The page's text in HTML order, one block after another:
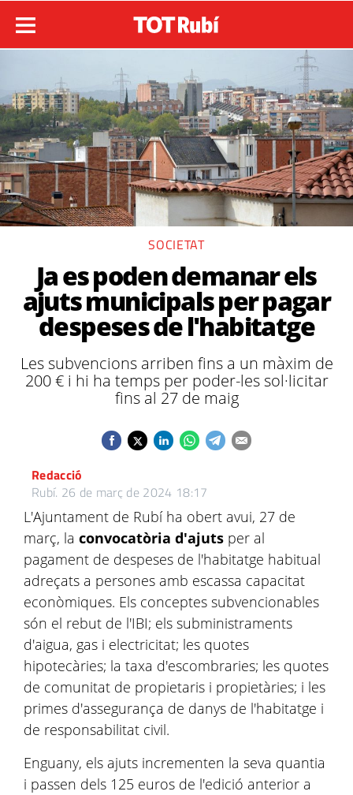
SOCIETAT
Ja es poden demanar els
ajuts municipals per pagar
despeses de l'habitatge
Les subvencions arriben fins a un màxim de
200 € i hi ha temps per poder-les sol·licitar
fins al 27 de maig
Redacció
Rubí. 26 de març de 2024 18:17
L'Ajuntament de Rubí ha obert avui, 27 de
març, la convocatòria d'ajuts per al
pagament de despeses de l'habitatge habitual
adreçats a persones amb escassa capacitat
econòmiques. Els conceptes subvencionables
són el rebut de l'IBI; els subministraments
d'aigua, gas i electricitat; les quotes
hipotecàries; la taxa d'escombraries; les quotes
de comunitat de propietaris i propietàries; i les
primes d'assegurança de danys de l'habitatge i
de responsabilitat civil.
Enguany, els ajuts incrementen la seva quantia
i passen dels 125 euros de l'edició anterior a